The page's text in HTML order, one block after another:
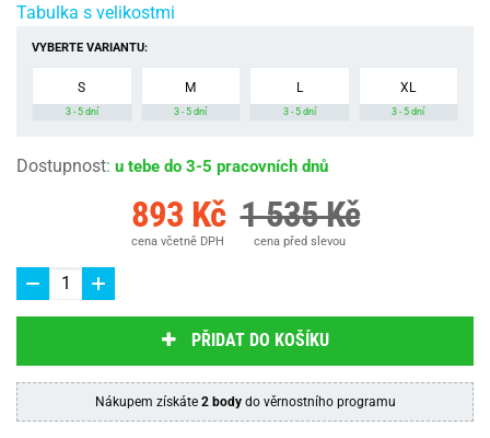
Tabulka s velikostmi
VYBERTE VARIANTU:
S
3 - 5 dní
M
3 - 5 dní
L
3 - 5 dní
XL
3 - 5 dní
Dostupnost: u tebe do 3-5 pracovních dnů
893 Kč
cena včetně DPH
1 535 Kč
cena před slevou
PŘIDAT DO KOŠÍKU
Nákupem získáte 2 bodydo věrnostního programu